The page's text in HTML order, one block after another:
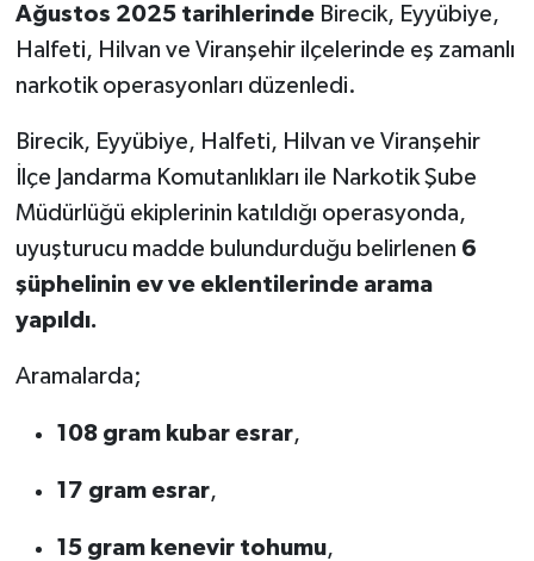
Ağustos 2025 tarihlerindeBirecik, Eyyübiye,
Halfeti, Hilvan ve Viranşehir ilçelerinde eş zamanlı
narkotik operasyonları düzenledi.
Birecik, Eyyübiye, Halfeti, Hilvan ve Viranşehir
İlçe Jandarma Komutanlıkları ile Narkotik Şube
Müdürlüğü ekiplerinin katıldığı operasyonda,
uyuşturucu madde bulundurduğu belirlenen 6
şüphelinin ev ve eklentilerinde arama
yapıldı.
Aramalarda;
108 gram kubar esrar,
17 gram esrar,
15 gram kenevir tohumu,